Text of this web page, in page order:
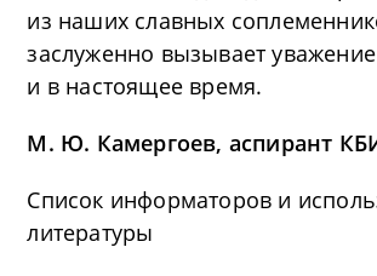
из наших славных
заслуженно вызывает
и в настоящее время.
М. Ю. Камергоев, аспирант
Список информаторов и
литературы